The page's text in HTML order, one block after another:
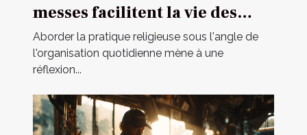
messes facilitent la vie des
pratiquants
Aborder la pratique religieuse sous l'angle de
l'organisation quotidienne mène à une
réflexion...